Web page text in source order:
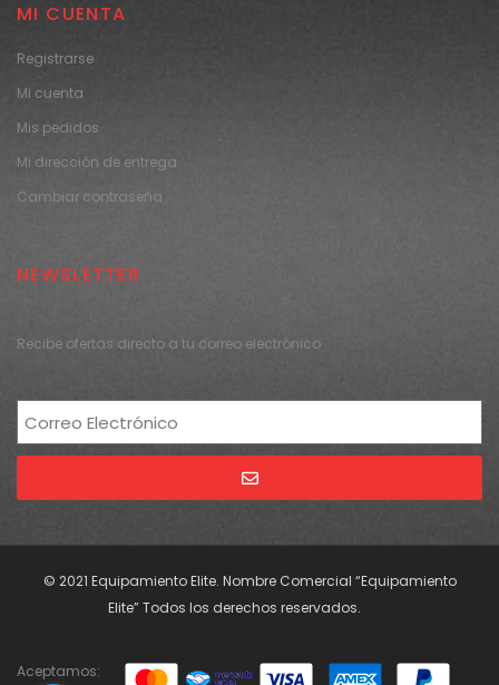
MI CUENTA
Registrarse
Mi cuenta
Mis pedidos
Mi dirección de entrega
Cambiar contraseña
NEWSLETTER
Recibe ofertas directo a tu correo electrónico
© 2021 Equipamiento Elite. Nombre Comercial “Equipamiento
Elite” Todos los derechos reservados.
Aceptamos: